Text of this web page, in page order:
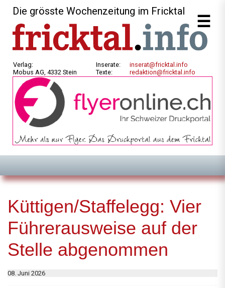
Die grösste Wochenzeitung im Fricktal
Verlag:
Mobus AG, 4332 Stein
Inserate:
Texte:
inserat@fricktal.info
redaktion@fricktal.info
Küttigen/Staffelegg: Vier
Führerausweise auf der
Stelle abgenommen
08. Juni 2026